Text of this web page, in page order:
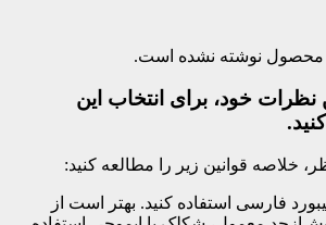
محصول نوشته نشده است.
نظرات خود، برای انتخاب این
خلاصه قوانین زیر را مطالعه کنید:
فارسی استفاده کنید. بهتر است از